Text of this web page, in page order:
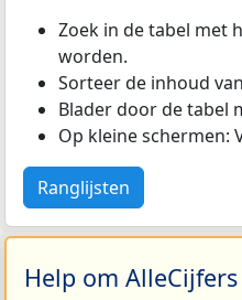
Zoek in de tabel met
worden.
Sorteer de inhoud
Blader door de tabel
Op kleine schermen:
Ranglijsten
Help om